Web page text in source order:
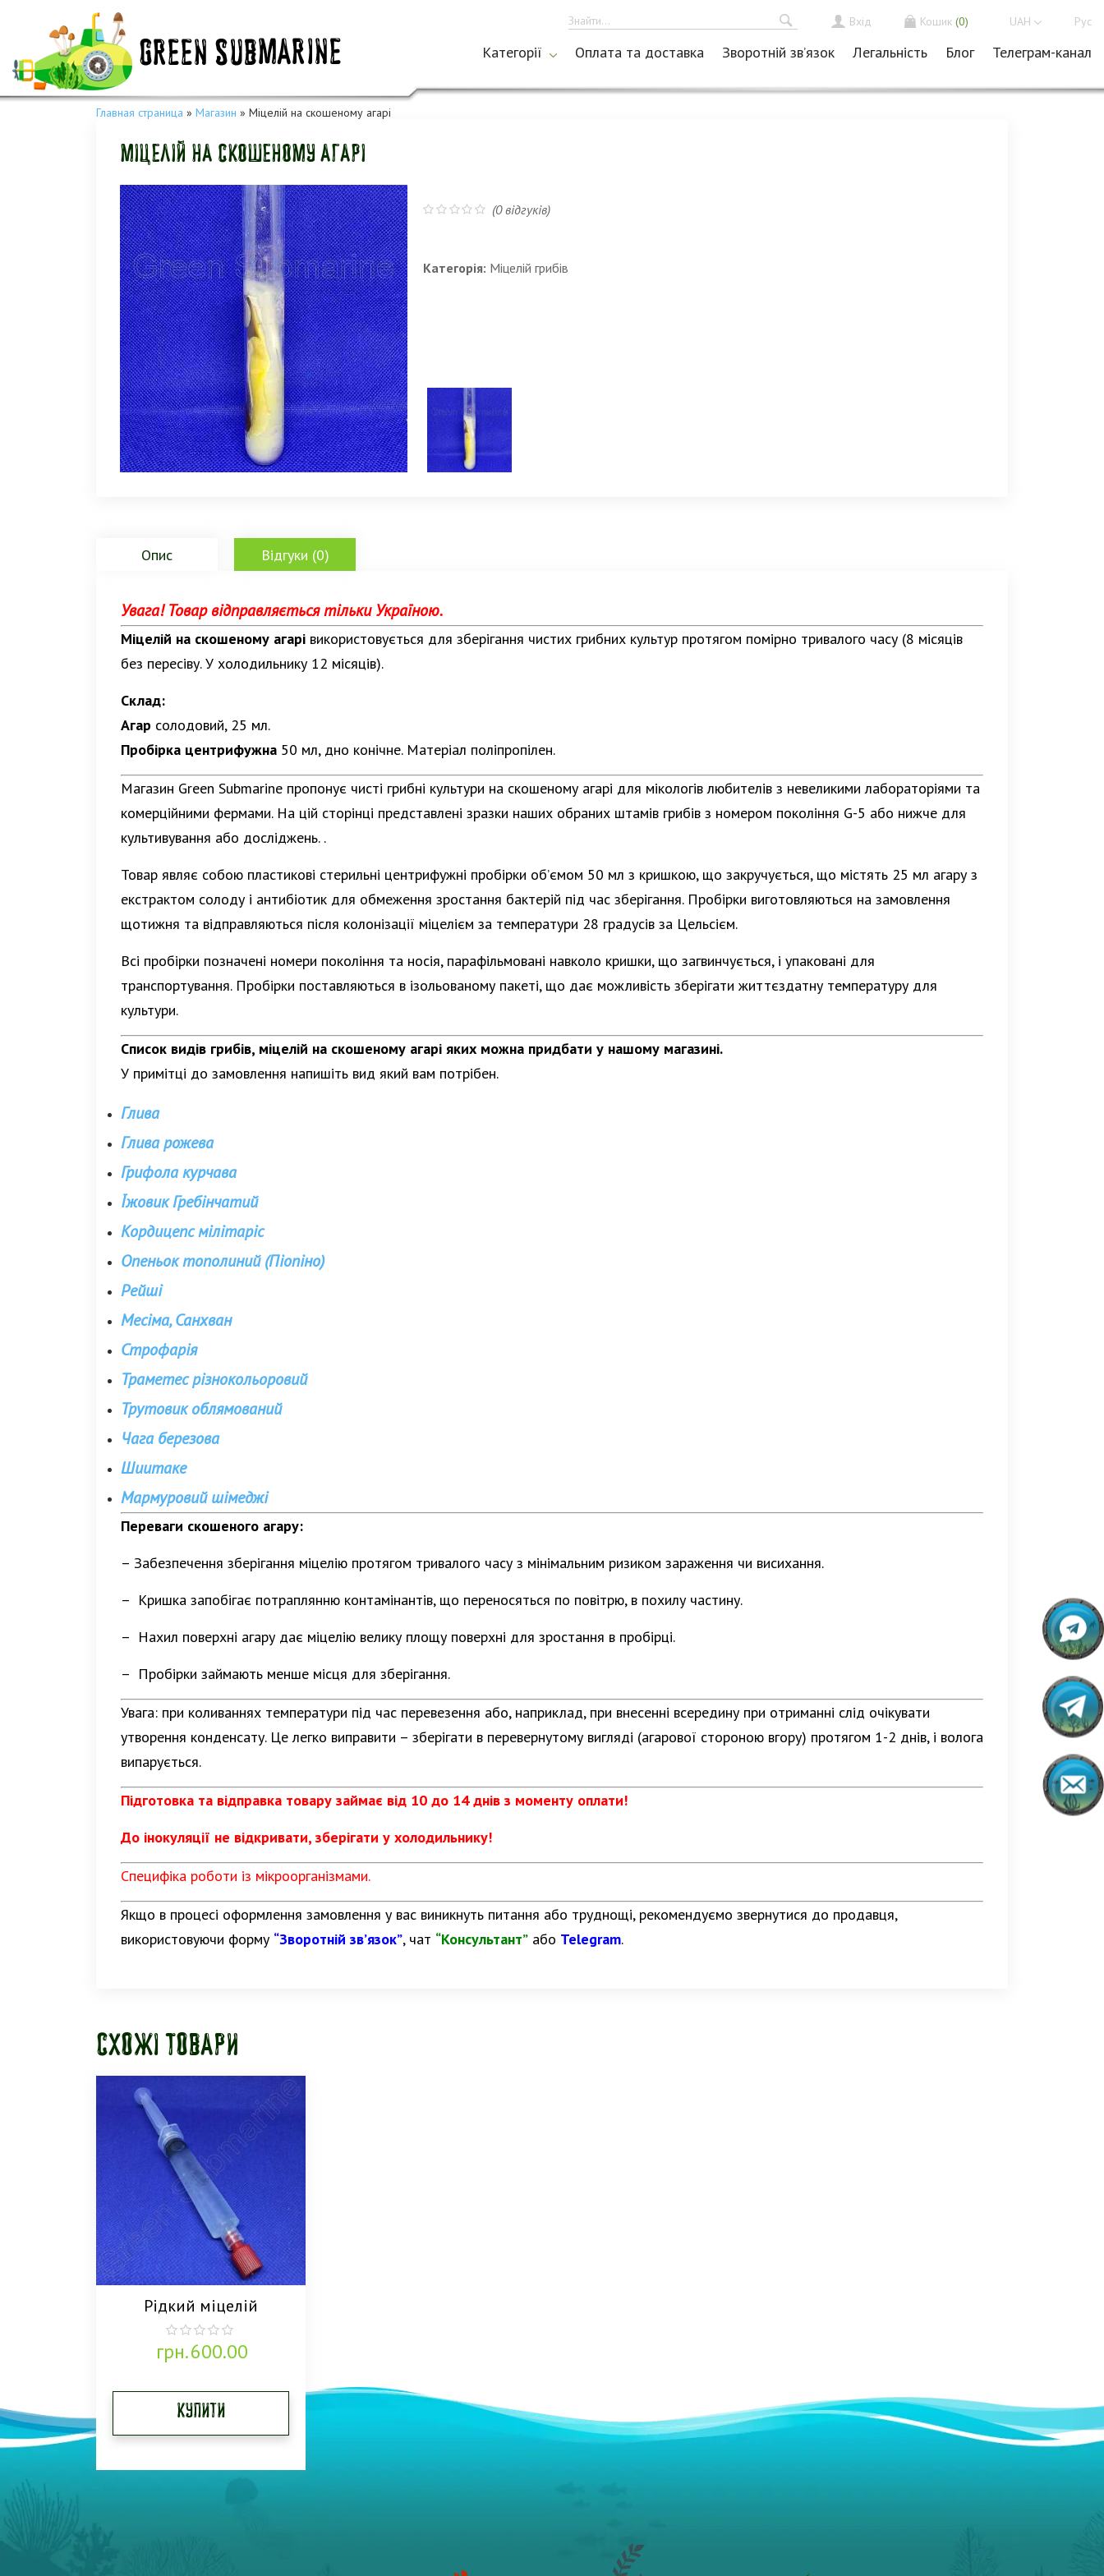
Вхід Кошик (0) UAH Рус
Категорії Оплата та доставка Зворотній зв’язок Легальність Блог Телеграм-канал
Главная страница » Магазин » Міцелій на скошеному агарі
Міцелій на скошеному агарі
(0відгуків)
Категорія: Міцелій грибів
Опис Відгуки (0)
Увага! Товар відправляється тільки Україною.
Міцелій на скошеному агарі використовується для зберігання чистих грибних культур протягом помірно тривалого часу (8 місяців
без пересіву. У холодильнику 12 місяців).
Склад:
Агар солодовий, 25 мл.
Пробірка центрифужна 50 мл, дно конічне. Матеріал поліпропілен.
Магазин Green Submarine пропонує чисті грибні культури на скошеному агарі для мікологів любителів з невеликими лабораторіями та
комерційними фермами. На цій сторінці представлені зразки наших обраних штамів грибів з номером покоління G-5 або нижче для
культивування або досліджень. .
Товар являє собою пластикові стерильні центрифужні пробірки об’ємом 50 мл з кришкою, що закручується, що містять 25 мл агару з
екстрактом солоду і антибіотик для обмеження зростання бактерій під час зберігання. Пробірки виготовляються на замовлення
щотижня та відправляються після колонізації міцелієм за температури 28 градусів за Цельсієм.
Всі пробірки позначені номери покоління та носія, парафільмовані навколо кришки, що загвинчується, і упаковані для
транспортування. Пробірки поставляються в ізольованому пакеті, що дає можливість зберігати життєздатну температуру для
культури.
Список видів грибів, міцелій на скошеному агарі яких можна придбати у нашому магазині.
У примітці до замовлення напишіть вид який вам потрібен.
Глива
Глива рожева
Грифола курчава
Їжовик Гребінчатий
Кордицепс мілітаріс
Опеньок тополиний (Піопіно)
Рейші
Месіма, Санхван
Строфарія
Траметес різнокольоровий
Трутовик облямований
Чага березова
Шиитаке
Мармуровий шімеджі
Переваги скошеного агару:
– Забезпечення зберігання міцелію протягом тривалого часу з мінімальним ризиком зараження чи висихання.
– Кришка запобігає потраплянню контамінантів, що переносяться по повітрю, в похилу частину.
– Нахил поверхні агару дає міцелію велику площу поверхні для зростання в пробірці.
– Пробірки займають менше місця для зберігання.
Увага: при коливаннях температури під час перевезення або, наприклад, при внесенні всередину при отриманні слід очікувати
утворення конденсату. Це легко виправити – зберігати в перевернутому вигляді (агарової стороною вгору) протягом 1-2 днів, і волога
випарується.
Підготовка та відправка товару займає від 10 до 14 днів з моменту оплати!
До інокуляції не відкривати, зберігати у холодильнику!
Специфіка роботи із мікроорганізмами.
Якщо в процесі оформлення замовлення у вас виникнуть питання або труднощі, рекомендуємо звернутися до продавця,
використовуючи форму “Зворотній зв’язок”, чат “Консультант” або Telegram.
Схожі товари
Рідкий міцелій
0
out
грн.600.00
Купити